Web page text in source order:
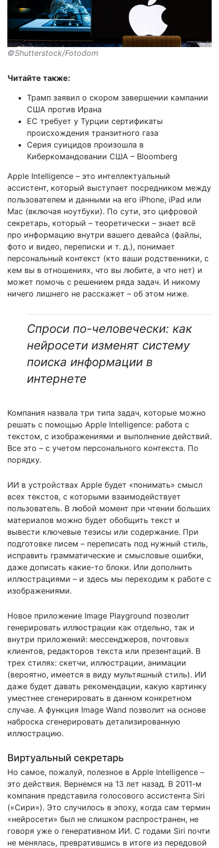
©Shutterstock/Fotodom
Читайте также:
Трамп заявил о скором завершении кампании
США против Ирана
ЕС требует у Турции сертификаты
происхождения транзитного газа
Серия суицидов произошла в
Киберкомандовании США – Bloomberg
Apple Intelligence – это интеллектуальный
ассистент, который выступает посредником между
пользователем и данными на его iPhone, iPad или
Mac (включая ноутбуки). По сути, это цифровой
секретарь, который – теоретически – знает всё
про информацию внутри вашего девайса (файлы,
фото и видео, переписки и т. д.), понимает
персональный контекст (кто ваши родственники, с
кем вы в отношениях, что вы любите, а что нет) и
может помочь с решением ряда задач. И никому
ничего лишнего не расскажет – об этом ниже.
Спроси по-человечески: как
нейросети изменят систему
поиска информации в
интернете
Компания назвала три типа задач, которые можно
решать с помощью Apple Intelligence: работа с
текстом, с изображениями и выполнение действий.
Все это – с учетом персонального контекста. По
порядку.
ИИ в устройствах Apple будет «понимать» смысл
всех текстов, с которыми взаимодействует
пользователь. В любой момент при чтении больших
материалов можно будет обобщить текст и
вывести ключевые тезисы или содержание. При
подготовке писем – переписать под нужный стиль,
исправить грамматические и смысловые ошибки,
даже дописать какие-то блоки. Или дополнить
иллюстрациями – и здесь мы переходим к работе с
изображениями.
Новое приложение Image Playground позволит
генерировать иллюстрации как отдельно, так и
внутри приложений: мессенджеров, почтовых
клиентов, редакторов текста или презентаций. В
трех стилях: скетчи, иллюстрации, анимации
(вероятно, имеется в виду мультяшный стиль). ИИ
даже будет давать рекомендации, какую картинку
уместнее сгенерировать в данном конкретном
случае. А функция Image Wand позволит на основе
наброска сгенерировать детализированную
иллюстрацию.
Виртуальный секретарь
Но самое, пожалуй, полезное в Apple Intelligence –
это действия. Вернемся на 13 лет назад. В 2011-м
компания представила голосового ассистента Siri
(«Сири»). Это случилось в эпоху, когда сам термин
«нейросети» был не слишком распространен, не
говоря уже о генеративном ИИ. С годами Siri почти
не менялась, превратившись в итоге из передовой